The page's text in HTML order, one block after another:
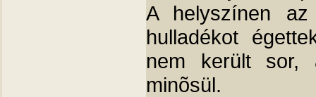
A helyszínen
hulladékot
nem került sor,
minõsül.